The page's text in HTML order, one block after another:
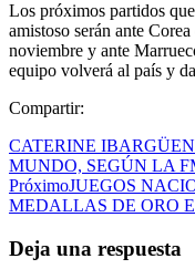
Los próximos partidos
amistoso serán ante
noviembre y ante
equipo volverá al país y
Compartir:
CATERINE
MUNDO, SEGÚN LA
PróximoJUEGOS
MEDALLAS DE ORO
Deja una respuesta